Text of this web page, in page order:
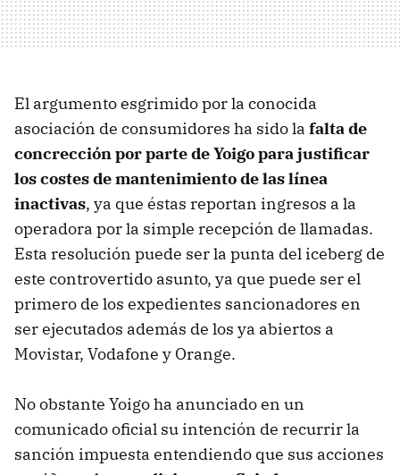
El argumento esgrimido por la conocida
asociación de consumidores ha sido la falta de
concrección por parte de Yoigo para justificar
los costes de mantenimiento de las línea
inactivas, ya que éstas reportan ingresos a la
operadora por la simple recepción de llamadas.
Esta resolución puede ser la punta del iceberg de
este controvertido asunto, ya que puede ser el
primero de los expedientes sancionadores en
ser ejecutados además de los ya abiertos a
Movistar, Vodafone y Orange.
No obstante Yoigo ha anunciado en un
comunicado oficial su intención de recurrir la
sanción impuesta entendiendo que sus acciones